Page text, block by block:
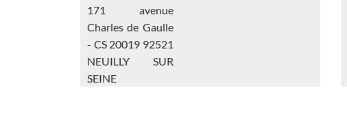
171 avenue
Charles de Gaulle
- CS 20019 92521
NEUILLY SUR
SEINE